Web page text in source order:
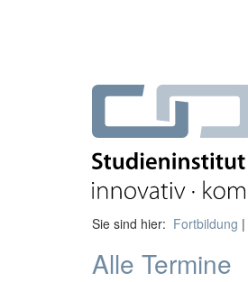
Sie sind hier: Fortbildung |
Alle Termine